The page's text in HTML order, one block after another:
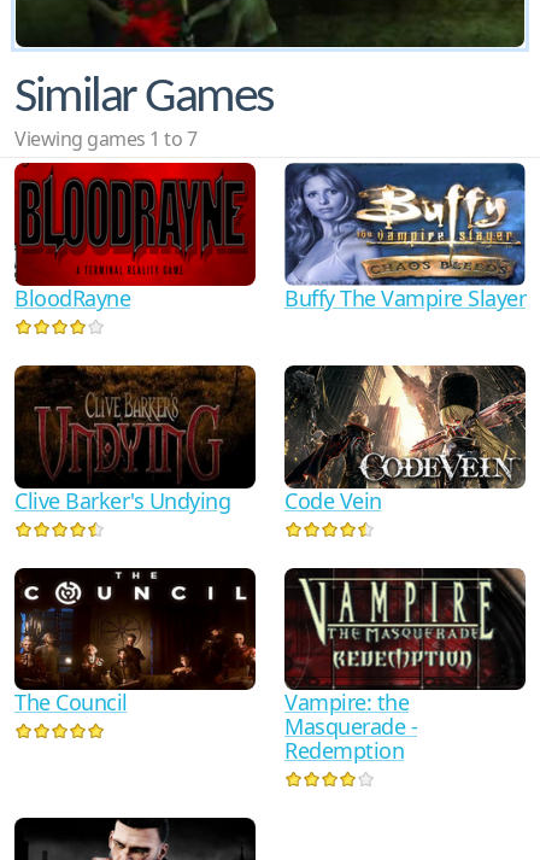
Similar Games
Viewing games 1 to 7
BloodRayne Buffy The Vampire Slayer
Clive Barker's Undying Code Vein
The Council
Vampire: the
Masquerade -
Redemption